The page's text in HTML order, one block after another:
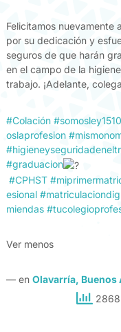
Felicitamos nuevamente
por su dedicación y
seguros de que harán
en el campo de la
trabajo. ¡Adelante,
#Colación
oslaprofesion
#graduacion
#CPHST
esional
miendas
Ver menos
— en Olavarría, Buenos